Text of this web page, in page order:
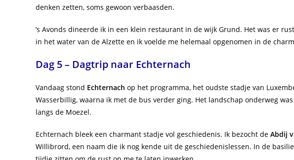
denken zetten, soms gewoon verbaasden.
’s Avonds dineerde ik in een klein restaurant in de wijk Grund. Het was er
in het water van de Alzette en ik voelde me helemaal opgenomen in de
Dag 5 – Dagtrip naar Echternach
Vandaag stond Echternach op het programma, het oudste stadje van
Wasserbillig, waarna ik met de bus verder ging. Het landschap onderweg
langs de Moezel.
Echternach bleek een charmant stadje vol geschiedenis. Ik bezocht de Abdij
Willibrord, een naam die ik nog kende uit de geschiedenislessen. In de